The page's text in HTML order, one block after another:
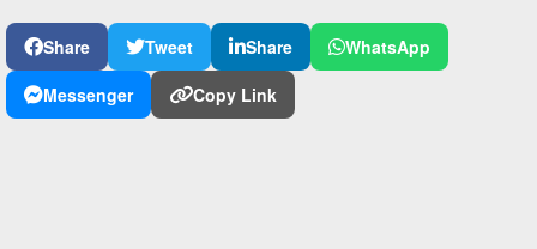
Share Tweet Share
WhatsApp
Messenger
Copy Link